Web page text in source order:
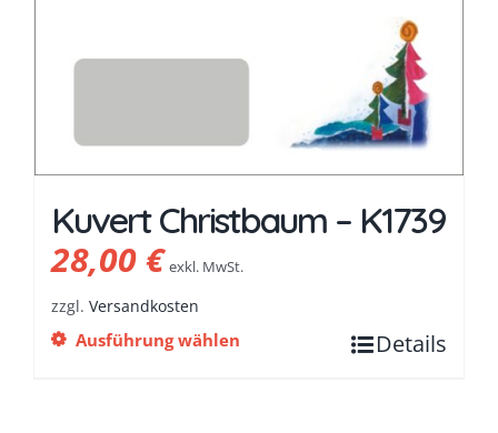
Kuvert Christbaum – K1739
28,00€ exkl. MwSt.
zzgl. Versandkosten
Ausführung wählen Details